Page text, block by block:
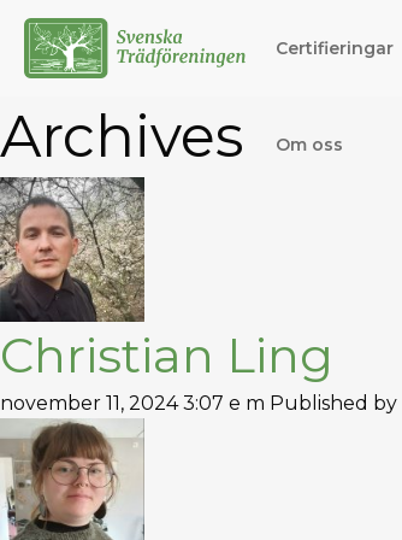
Certifieringar
Om oss
Archives
Christian Ling
november 11, 2024 3:07 e m Published by